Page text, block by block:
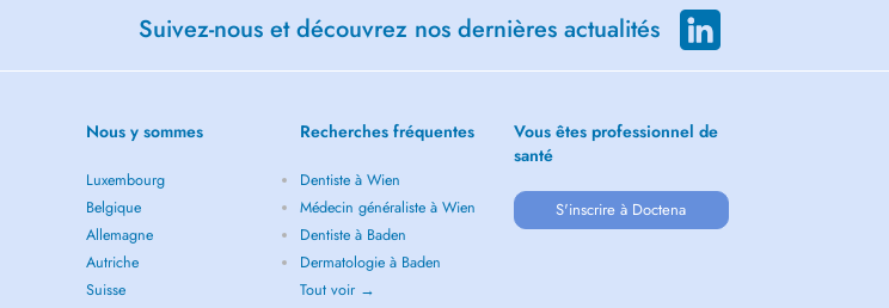
Suivez-nous et découvrez nos dernières actualités
Nous y sommes
Luxembourg
Belgique
Allemagne
Autriche
Suisse
Recherches fréquentes
Dentiste à Wien
Médecin généraliste à Wien
Dentiste à Baden
Dermatologie à Baden
Tout voir →
Vous êtes professionnel de
santé
S'inscrire à Doctena